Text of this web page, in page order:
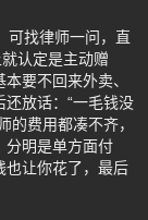
可找律师一问，直
认定是主动赠
要不回来外卖、
放话：“一毛钱没
的费用都凑不齐，
分明是单方面付
也让你花了，最后